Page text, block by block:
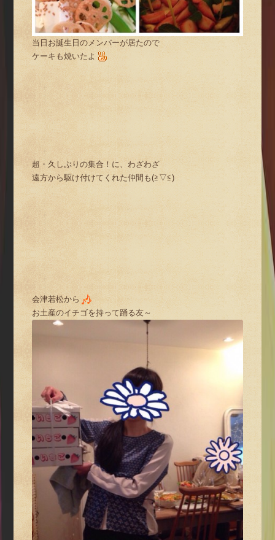
当日お誕生日のメンバーが居たので
ケーキも焼いたよ
超・久しぶりの集合！に、わざわざ
遠方から駆け付けてくれた仲間も(≧▽≦)
会津若松から
お土産のイチゴを持って踊る友～